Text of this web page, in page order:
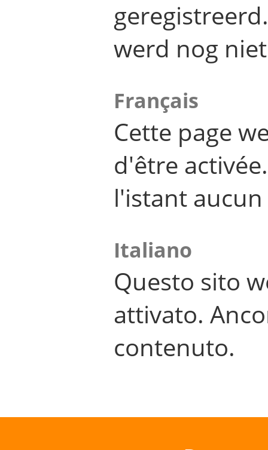
werd nog
Français
Cette page
d'être
l'istant
Italiano
Questo sito
attivato.
contenuto.